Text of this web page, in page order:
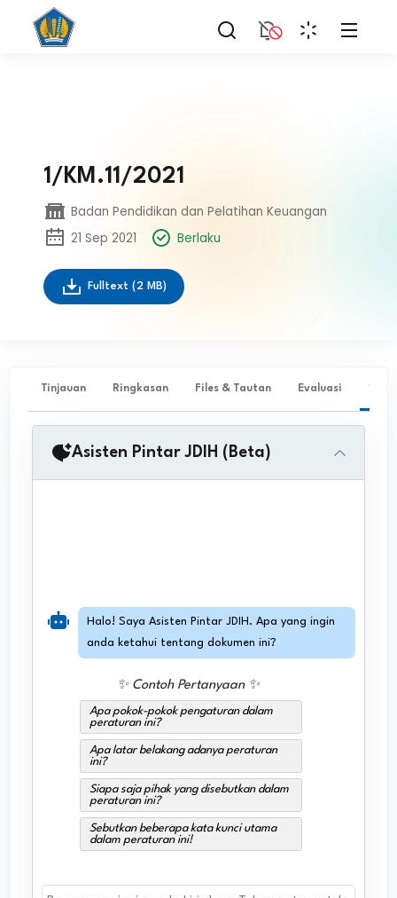
1/KM.11/2021
Badan Pendidikan dan Pelatihan Keuangan
21 Sep 2021
Berlaku
Fulltext (2 MB)
Tinjauan Ringkasan Files & Tautan Evaluasi ✨
Asisten Pintar JDIH (Beta)
✨ Contoh Pertanyaan ✨
Apa pokok-pokok pengaturan dalam
peraturan ini?
Apa latar belakang adanya peraturan
ini?
Siapa saja pihak yang disebutkan dalam
peraturan ini?
Sebutkan beberapa kata kunci utama
dalam peraturan ini!
Halo! Saya Asisten Pintar JDIH. Apa yang ingin
anda ketahui tentang dokumen ini?